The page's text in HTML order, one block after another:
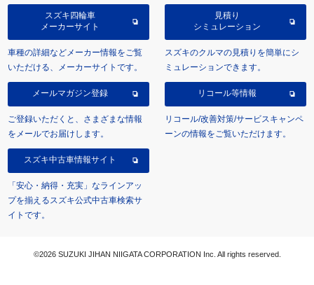
スズキ四輪車
メーカーサイト
車種の詳細などメーカー情報をご覧
いただける、メーカーサイトです。
見積り
シミュレーション
スズキのクルマの見積りを簡単にシ
ミュレーションできます。
メールマガジン登録
ご登録いただくと、さまざまな情報
をメールでお届けします。
リコール等情報
リコール/改善対策/サービスキャンペ
ーンの情報をご覧いただけます。
スズキ中古車情報サイト
「安心・納得・充実」なラインアッ
プを揃えるスズキ公式中古車検索サ
イトです。
©2026 SUZUKI JIHAN NIIGATA CORPORATION Inc. All rights reserved.